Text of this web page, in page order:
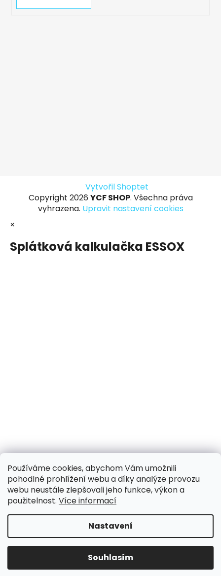
Používáme cookies, abychom Vám umožnili
pohodlné prohlížení webu a díky analýze provozu
webu neustále zlepšovali jeho funkce, výkon a
použitelnost. Více informací
Nastavení
Souhlasím
31.7.-8.8. DOVOLENÁ, objednávky a dotazy vyřídíme
po dovolené. Během dovolené nevyřizujeme
Vytvořil Shoptet
Copyright 2026 YCF SHOP. Všechna práva
vyhrazena. Upravit nastavení cookies
×
Splátková kalkulačka ESSOX